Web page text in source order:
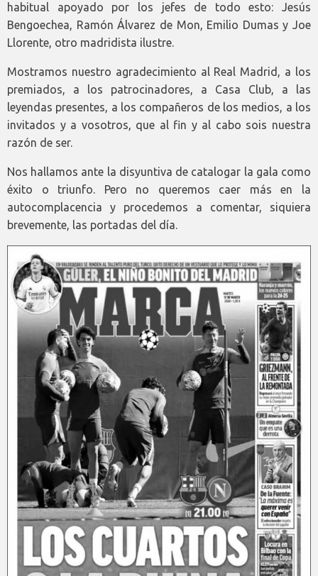
habitual apoyado por los jefes de todo esto: Jesús
Bengoechea, Ramón Álvarez de Mon, Emilio Dumas y Joe
Llorente, otro madridista ilustre.
Mostramos nuestro agradecimiento al Real Madrid, a los
premiados, a los patrocinadores, a Casa Club, a las
leyendas presentes, a los compañeros de los medios, a los
invitados y a vosotros, que al fin y al cabo sois nuestra
razón de ser.
Nos hallamos ante la disyuntiva de catalogar la gala como
éxito o triunfo. Pero no queremos caer más en la
autocomplacencia y procedemos a comentar, siquiera
brevemente, las portadas del día.